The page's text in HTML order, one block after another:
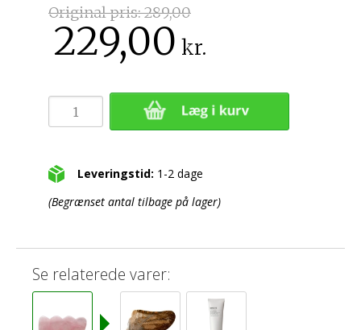
Original pris:289,00
229,00 kr.
Leveringstid: 1-2 dage
(Begrænset antal tilbage på lager)
Se relaterede varer: